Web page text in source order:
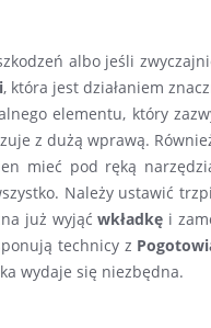
albo jeśli
, która jest działaniem
elementu, który
z dużą wprawą.
mieć pod ręką
Należy ustawić
już wyjąćwkładkę i
technicy z
wydaje się niezbędna.